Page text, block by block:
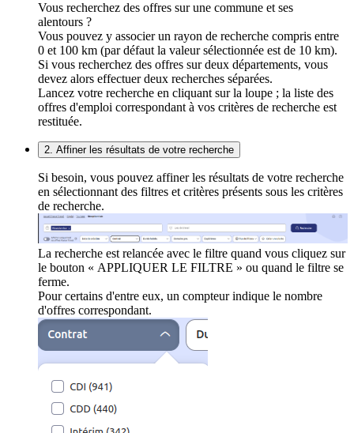
Vous recherchez des offres sur une commune et ses
alentours ?
Vous pouvez y associer un rayon de recherche compris entre
0 et 100 km (par défaut la valeur sélectionnée est de 10 km).
Si vous recherchez des offres sur deux départements, vous
devez alors effectuer deux recherches séparées.
Lancez votre recherche en cliquant sur la loupe ; la liste des
offres d'emploi correspondant à vos critères de recherche est
restituée.
2. Affiner les résultats de votre recherche
Si besoin, vous pouvez affiner les résultats de votre recherche
en sélectionnant des filtres et critères présents sous les critères
de recherche.
La recherche est relancée avec le filtre quand vous cliquez sur
le bouton « APPLIQUER LE FILTRE » ou quand le filtre se
ferme.
Pour certains d'entre eux, un compteur indique le nombre
d'offres correspondant.